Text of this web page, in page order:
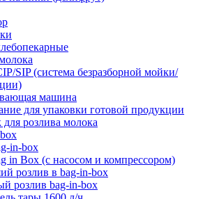
SIP (система безразборной мойки/
машина
для упаковки готовой продукции
розлива молока
in-box
in Box (с насосом и компрессором)
розлив в bag-in-box
розлив bag-in-box